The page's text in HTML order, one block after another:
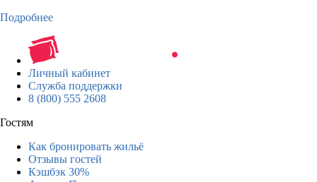
Подробнее
Личный кабинет
Служба поддержки
8 (800) 555 2608
Гостям
Как бронировать жильё
Отзывы гостей
Кэшбэк 30%